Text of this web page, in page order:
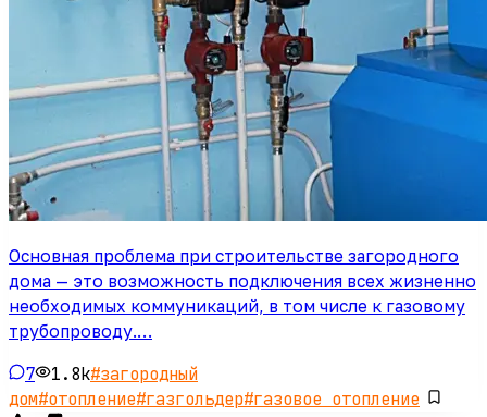
Основная проблема при строительстве загородного
дома — это возможность подключения всех жизненно
необходимых коммуникаций, в том числе к газовому
трубопроводу.…
7 1.8k#загородный
дом#отопление#газгольдер#газовое отопление